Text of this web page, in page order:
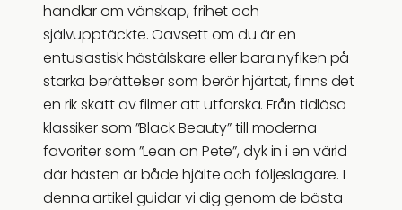
handlar om vänskap, frihet och
självupptäckte. Oavsett om du är en
entusiastisk hästälskare eller bara nyfiken på
starka berättelser som berör hjärtat, finns det
en rik skatt av filmer att utforska. Från tidlösa
klassiker som ”Black Beauty” till moderna
favoriter som ”Lean on Pete”, dyk in i en värld
där hästen är både hjälte och följeslagare. I
denna artikel guidar vi dig genom de bästa